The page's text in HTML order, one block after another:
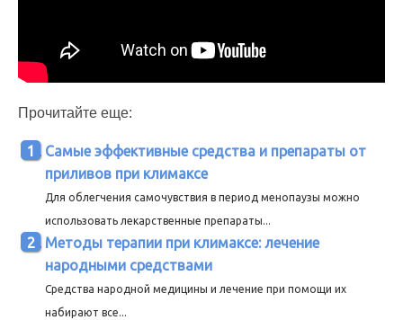
Прочитайте еще:
Самые эффективные средства и препараты от
приливов при климаксе
Для облегчения самочувствия в период менопаузы можно
использовать лекарственные препараты...
Методы терапии при климаксе: лечение
народными средствами
Средства народной медицины и лечение при помощи их
набирают все...